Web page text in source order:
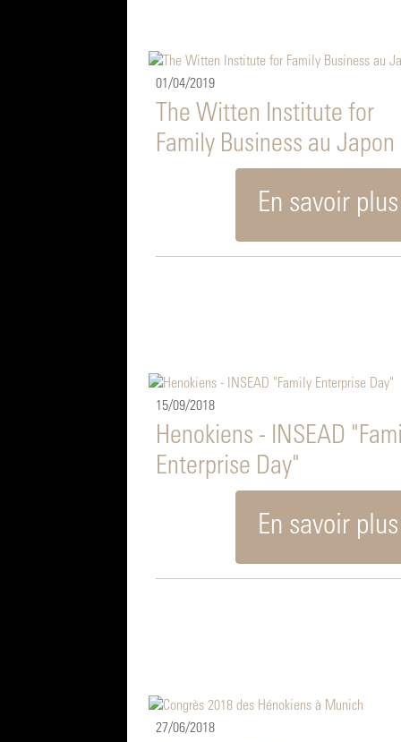
01/04/2019
The Witten Institute for
Family Business au Japon
En savoir plus
15/09/2018
Henokiens - INSEAD
Enterprise Day"
En savoir plus
27/06/2018